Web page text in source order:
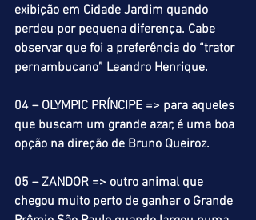
exibição em Cidade Jardim quando
perdeu por pequena diferença. Cabe
observar que foi a preferência do “trator
pernambucano” Leandro Henrique.
04 – OLYMPIC PRÍNCIPE => para aqueles
que buscam um grande azar, é uma boa
opção na direção de Bruno Queiroz.
05 – ZANDOR => outro animal que
chegou muito perto de ganhar o Grande